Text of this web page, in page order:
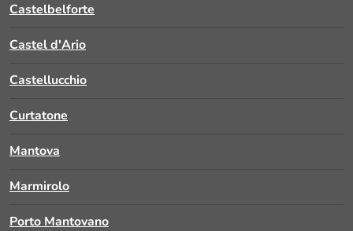
Castelbelforte
Castel d'Ario
Castellucchio
Curtatone
Mantova
Marmirolo
Porto Mantovano